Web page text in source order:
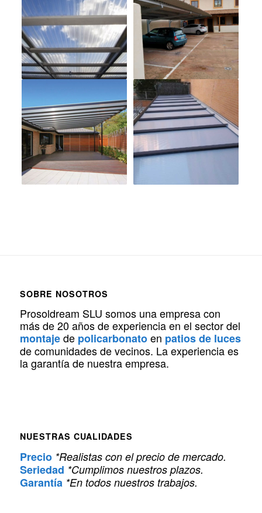
SOBRE NOSOTROS
Prosoldream SLU somos una empresa con
más de 20 años de experiencia en el sector del
montajede policarbonatoen patios de luces
de comunidades de vecinos. La experiencia es
la garantía de nuestra empresa.
NUESTRAS CUALIDADES
Precio *Realistas con el precio de mercado.
Seriedad *Cumplimos nuestros plazos.
Garantía *En todos nuestros trabajos.